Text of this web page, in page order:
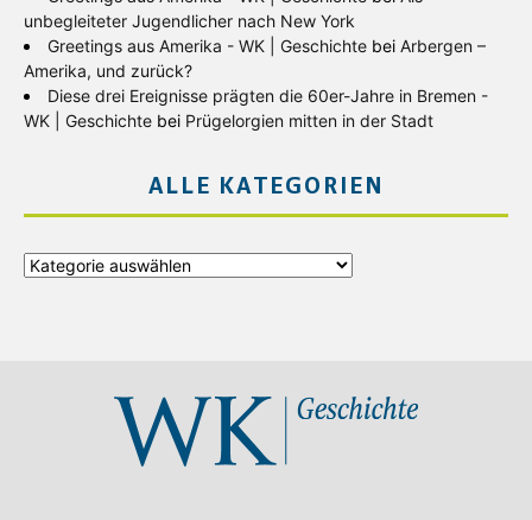
unbegleiteter Jugendlicher nach New York
Greetings aus Amerika - WK | Geschichte bei Arbergen –
Amerika, und zurück?
Diese drei Ereignisse prägten die 60er-Jahre in Bremen -
WK | Geschichte bei Prügelorgien mitten in der Stadt
ALLE KATEGORIEN
Alle